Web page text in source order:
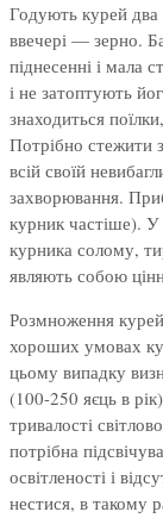
Годують курей два
ввечері — зерно.
піднесенні і мала
і не затоптують
знаходиться
Потрібно стежити
всій своїй
захворювання.
курник частіше). У
курника солому,
являють собою
Розмноження
хороших умовах
цьому випадку
(100-250 яєць в
тривалості
потрібна
освітленості і
нестися, в такому